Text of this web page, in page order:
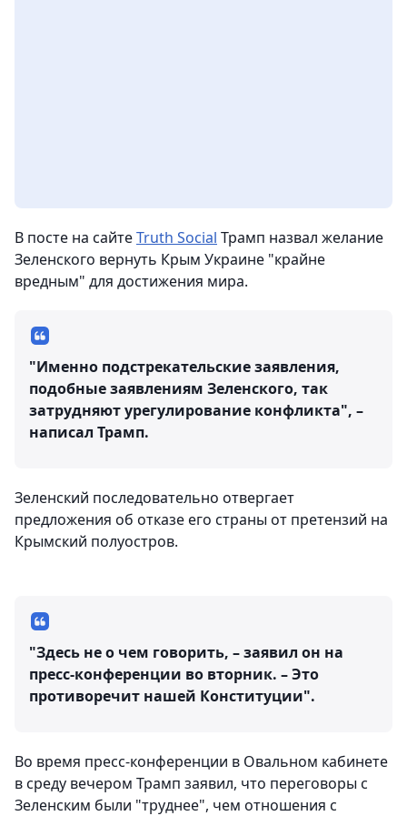
В посте на сайтеTruth Social Трамп назвал желание
Зеленского вернуть Крым Украине "крайне
вредным" для достижения мира.
"Именно подстрекательские заявления,
подобные заявлениям Зеленского, так
затрудняют урегулирование конфликта", –
написал Трамп.
Зеленский последовательно отвергает
предложения об отказе его страны от претензий на
Крымский полуостров.
"Здесь не о чем говорить, – заявил он на
пресс-конференции во вторник. – Это
противоречит нашей Конституции".
Во время пресс-конференции в Овальном кабинете
в среду вечером Трамп заявил, что переговоры с
Зеленским были "труднее", чем отношения с